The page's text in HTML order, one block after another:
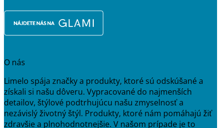
O nás
Limelo spája značky a produkty, ktoré sú odskúšané a
získali si našu dôveru. Vypracované do najmenších
detailov, štýlové podtrhujúcu našu zmyselnosť a
nezávislý životný štýl. Produkty, ktoré nám pomáhajú žiť
zdravšie a plnohodnotnejšie. V našom prípade je to